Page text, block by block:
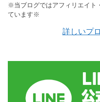
※当ブログではアフィリエイト
ています※
詳しいプ